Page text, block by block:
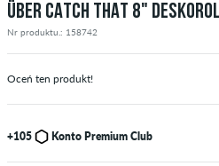
ÜBER CATCH THAT 8"
Nr produktu.: 158742
Oceń ten produkt!
+105 Konto Premium Club